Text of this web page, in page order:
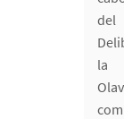
la